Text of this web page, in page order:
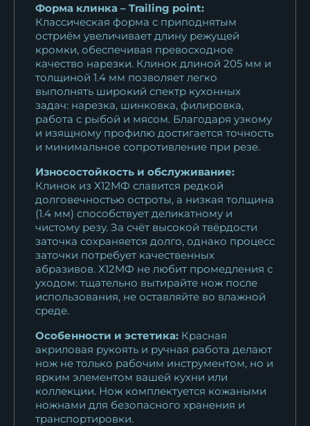
Форма клинка – Trailing point:
Классическая форма с приподнятым
остриём увеличивает длину режущей
кромки, обеспечивая превосходное
качество нарезки. Клинок длиной 205 мм и
толщиной 1.4 мм позволяет легко
выполнять широкий спектр кухонных
задач: нарезка, шинковка, филировка,
работа с рыбой и мясом. Благодаря узкому
и изящному профилю достигается точность
и минимальное сопротивление при резе.
Износостойкость и обслуживание:
Клинок из Х12МФ славится редкой
долговечностью остроты, а низкая толщина
(1.4 мм) способствует деликатному и
чистому резу. За счёт высокой твёрдости
заточка сохраняется долго, однако процесс
заточки потребует качественных
абразивов. Х12МФ не любит промедления с
уходом: тщательно вытирайте нож после
использования, не оставляйте во влажной
среде.
Особенности и эстетика: Красная
акриловая рукоять и ручная работа делают
нож не только рабочим инструментом, но и
ярким элементом вашей кухни или
коллекции. Нож комплектуется кожаными
ножнами для безопасного хранения и
транспортировки.